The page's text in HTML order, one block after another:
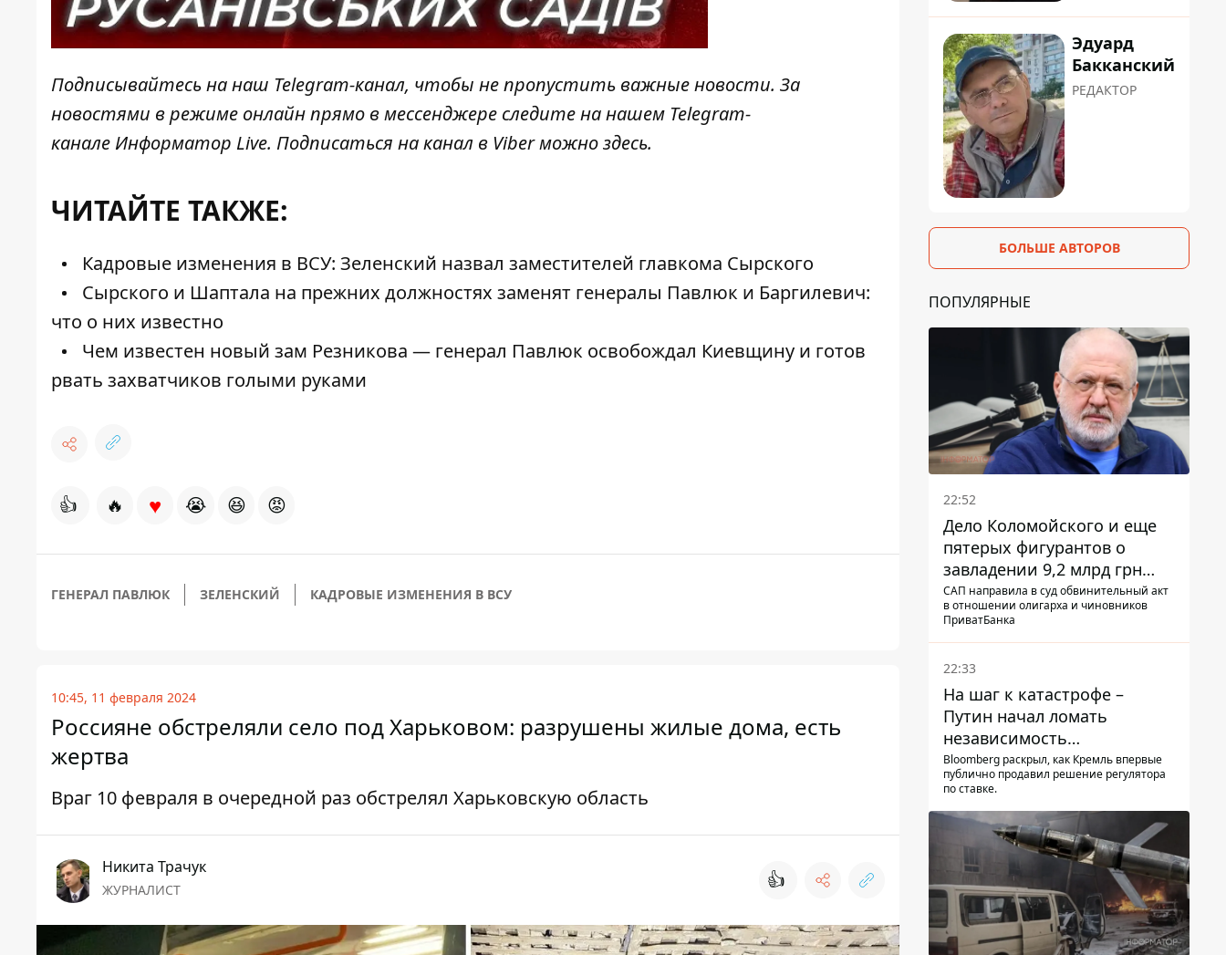
Подписывайтесь на наш Telegram-канал, чтобы не пропустить важные новости. За
новостями в режиме онлайн прямо в мессенджере следите на нашем Telegram-
канале Информатор Live. Подписаться на канал в Viber можноздесь.
ЧИТАЙТЕ ТАКЖЕ:
Кадровые изменения в ВСУ: Зеленский назвал заместителей главкома Сырского
Сырского и Шаптала на прежних должностях заменят генералы Павлюк и Баргилевич:
что о них известно
Чем известен новый зам Резникова — генерал Павлюк освобождал Киевщину и готов
рвать захватчиков голыми руками
👍 🔥 ♥ 😭 😆 😡
ГЕНЕРАЛ ПАВЛЮК ЗЕЛЕНСКИЙ КАДРОВЫЕ ИЗМЕНЕНИЯ В ВСУ
10:45, 11 февраля 2024
Россияне обстреляли село под Харьковом: разрушены жилые дома, есть
жертва
Враг 10 февраля в очередной раз обстрелял Харьковскую область
Никита Трачук
ЖУРНАЛИСТ 👍
Эдуард
Бакканский
РЕДАКТОР
БОЛЬШЕ АВТОРОВ
ПОПУЛЯРНЫЕ
22:52
Дело Коломойского и еще
пятерых фигурантов о
завладении 9,2 млрд грн
ПриватБанка направили в
суд
САП направила в суд обвинительный акт
в отношении олигарха и чиновников
ПриватБанка
22:33
На шаг к катастрофе –
Путин начал ломать
независимость
собственного Центробанка,
заставив снизить базовую
Bloomberg раскрыл, как Кремль впервые
публично продавил решение регулятора
по ставке.